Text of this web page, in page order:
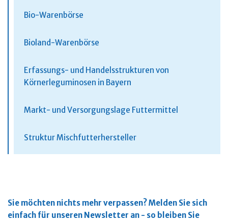
Bio-Warenbörse
Bioland-Warenbörse
Erfassungs- und Handelsstrukturen von
Körnerleguminosen in Bayern
Markt- und Versorgungslage Futtermittel
Struktur Mischfutterhersteller
Sie möchten nichts mehr verpassen?Melden Sie sich
einfach für unseren Newsletter an - so bleiben Sie